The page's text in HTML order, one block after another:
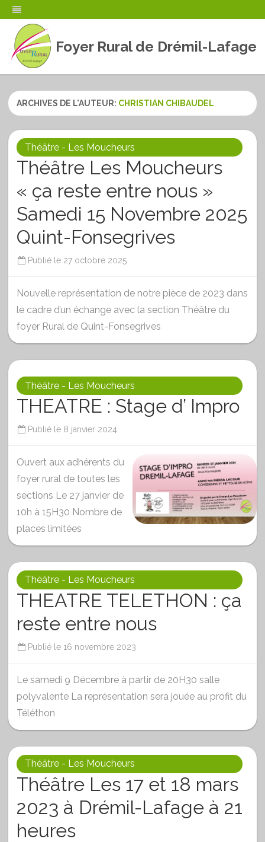
Foyer Rural de Drémil-Lafage
Skip
content
ARCHIVES DE L'AUTEUR: CHRISTIAN CHIBAUDEL
Théâtre - Les Moucheurs
Théâtre Les Moucheurs
« ça reste entre nous »
Samedi 15 Novembre 2025
Quint-Fonsegrives
Publié le 27 octobre 2025
Nouvelle représentation de notre pièce de 2023 dans
le cadre d’un échange avec la section Théâtre du
foyer Rural de Quint-Fonsegrives
Théâtre - Les Moucheurs
THEATRE : Stage d’ Impro
Publié le 8 janvier 2024
Ouvert aux adhérents du
foyer rural de toutes les
sections Le 27 janvier de
10h à 15H30 Nombre de
places limitées
Théâtre - Les Moucheurs
THEATRE TELETHON : ça
reste entre nous
Publié le 16 novembre 2023
Le samedi 9 Décembre à partir de 20H30 salle
polyvalente La représentation sera jouée au profit du
Téléthon
Théâtre - Les Moucheurs
Théâtre Les 17 et 18 mars
2023 à Drémil-Lafage à 21
heures